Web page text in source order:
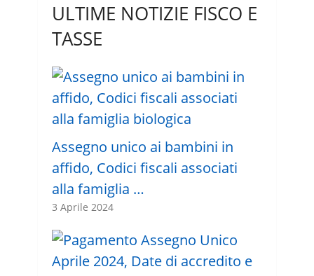
ULTIME NOTIZIE FISCO E
TASSE
Assegno unico ai bambini in
affido, Codici fiscali associati
alla famiglia …
3 Aprile 2024